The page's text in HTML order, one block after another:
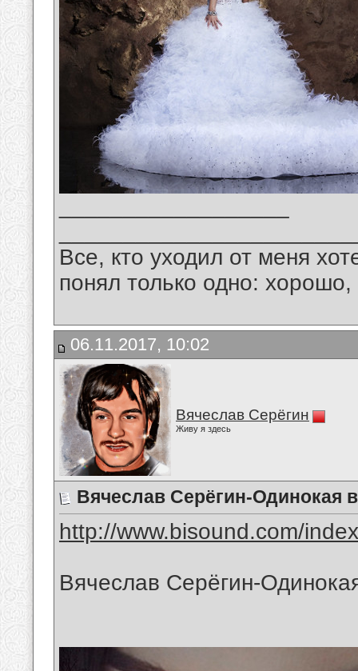
Все, кто уходил от меня
понял только одно:
06.11.2017, 10:02
Вячеслав Серёгин
Живу я здесь
Вячеслав Серёгин-Одинокая
http://www.bisound.com/
Вячеслав Серёгин-